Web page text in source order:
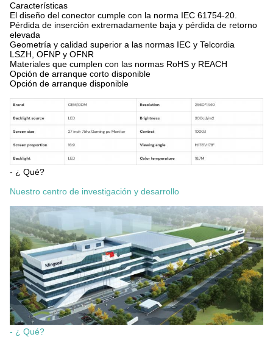
Características
El diseño del conector cumple con la norma IEC 61754-20.
Pérdida de inserción extremadamente baja y pérdida de retorno
elevada
Geometría y calidad superior a las normas IEC y Telcordia
LSZH, OFNP y OFNR
Materiales que cumplen con las normas RoHS y REACH
Opción de arranque corto disponible
Opción de arranque disponible
- ¿ Qué?
Nuestro centro de investigación y desarrollo
- ¿ Qué?